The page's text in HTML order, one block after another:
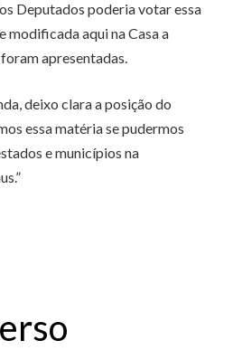
Deputados poderia votar essa
modificada aqui na Casa a
apresentadas.
deixo clara a posição do
essa matéria se pudermos
e municípios na